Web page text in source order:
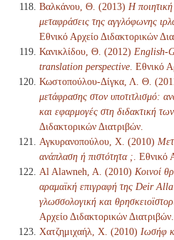
Βαλκάνου, Θ. (2013) Η
μεταφράσεις της αγγλόφωνης
Εθνικό Αρχείο Διδακτορικών
Κανικλίδου, Θ. (2012) English-
translation perspective . Εθνικό
Κωστοπούλου-Δίγκα, Λ. Θ.
μετάφρασης στον υποτιτλισμό:
και εφαρμογές στη διδακτική
Διδακτορικών Διατριβών.
Αγκυρανοπούλου, Χ. (2010)
ανάπλαση ή πιστότητα ; . Εθνικό
Al Alawneh, A. (2010) Κοινοί
αραμαϊκή επιγραφή της Deir
γλωσσολογική και
Αρχείο Διδακτορικών Διατριβών.
Χατζημιχαήλ, Χ. (2010) Ιωσήφ